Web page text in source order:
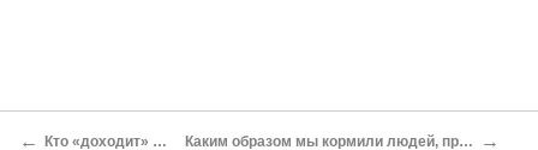
← Кто «доходит» быстрее Каким образом мы кормили людей, призыв Зандрока →